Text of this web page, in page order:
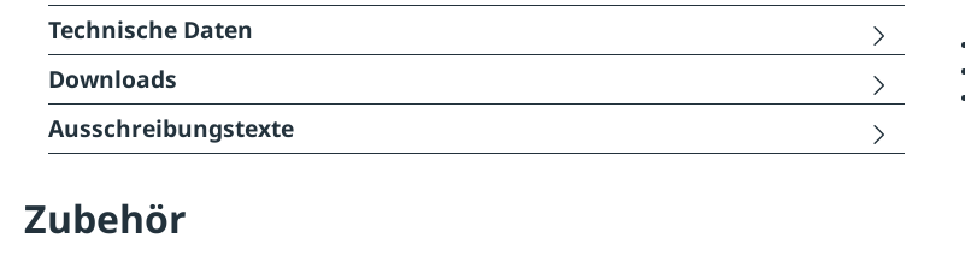
Technische Daten
Downloads
Ausschreibungstexte
Zubehör